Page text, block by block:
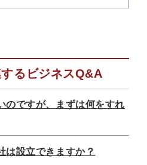
るビジネスQ&A
のですが、まずは何をすれ
は設立できますか？